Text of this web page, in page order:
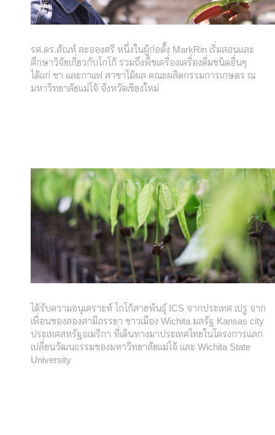
รศ.ดร.สัณห์ ละอองศรี หนึ่งในผู้ก่อตั้ง MarkRin เริ่มสอนและ
ศึกษาวิจัยเกี่ยวกับโกโก้ รวมถึงพืชเครื่องเครื่องดื่มชนิดอื่นๆ
ได้แก่ ชา และกาแฟ สาขาไม้ผล คณะผลิตกรรมการเกษตร ณ
มหาวิทยาลัยแม่โจ้ จังหวัดเชียงใหม่
ได้รับความอนุเคราะห์ โกโก้สายพันธุ์ ICS จากประเทศ เปรู จาก
เพื่อนของสองสามีภรรยา ชาวเมือง Wichita มลรัฐ Kansas city
ประเทศสหรัฐอเมริกา ที่เดินทางมาประเทศไทยในโครงการแลก
เปลี่ยนวัฒนธรรมของมหาวิทยาลัยแม่โจ้ และ Wichita State
University